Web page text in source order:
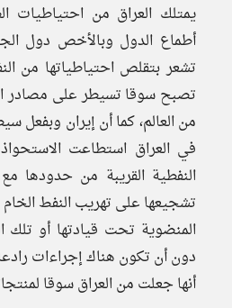
يمتلك العراق من احتياطيات
أطماع الدول وبالأخص دول
تشعر بتقلص احتياطياتها من
تصبح سوقا تسيطر على مصادر
من العالم، كما أن إيران وبفعل
في العراق استطاعت
النفطية القريبة من حدودها
تشجيعها على تهريب النفط
المنضوية تحت قيادتها أو تلك
دون أن تكون هناك إجراءات
أنها جعلت من العراق سوقا